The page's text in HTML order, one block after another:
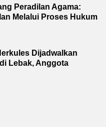
Peradilan Agama:
Melalui Proses Hukum
Dijadwalkan
Lebak, Anggota